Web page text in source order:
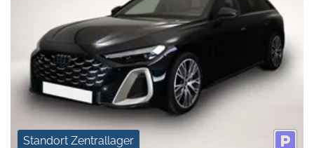
Standort Zentrallager